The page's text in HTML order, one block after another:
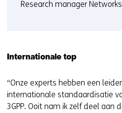
Research manager
Internationale top
“Onze experts hebben een
internationale standaardisatie
3GPP. Ooit nam ik zelf deel aan